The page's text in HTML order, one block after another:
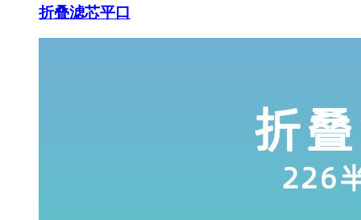
折叠滤芯平口